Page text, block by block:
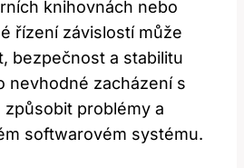
knihovnách nebo
řízení závislostí může
bezpečnost a stabilitu
nevhodné zacházení s
problémy a
softwarovém systému.